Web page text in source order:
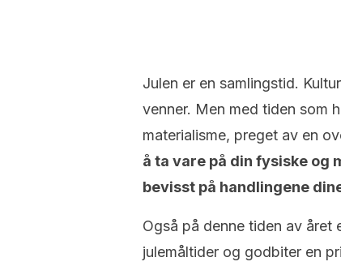
Julen er en samlingstid.
venner. Men med tiden som
materialisme, preget av en
å ta vare på din fysiske og
bevisst på handlingene
Også på denne tiden av året
julemåltider og godbiter en